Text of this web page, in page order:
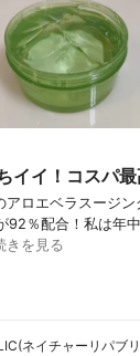
イイ！コスパ最
アロエベラスージ
92％配合！私は年
きを見る
ネイチャーリパブ